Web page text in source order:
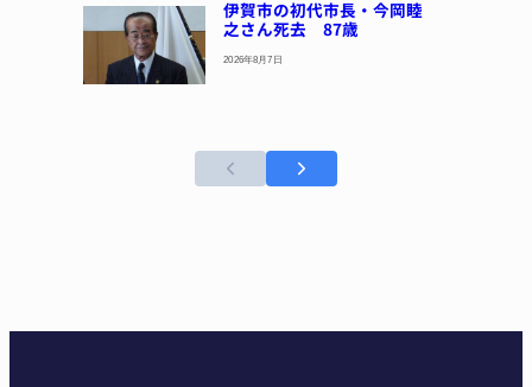
伊賀市の初代市長・今岡睦
之さん死去 87歳
2026年8月7日